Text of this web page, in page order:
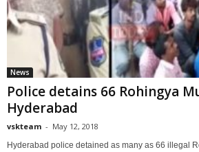
News
Police detains 66 Rohingya
Hyderabad
vskteam - May 12, 2018
Hyderabad police detained as many as 66 illegal